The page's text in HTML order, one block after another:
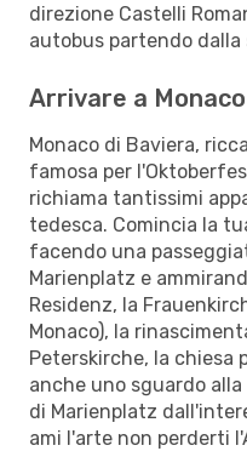
direzione Castelli
autobus partendo dalla
Arrivare a
Monaco di Baviera,
famosa per
richiama tantissimi
tedesca. Comincia la
facendo una
Marienplatz e
Residenz, la
Monaco), la
Peterskirche, la chiesa
anche uno sguardo
di Marienplatz
ami l'arte non perderti